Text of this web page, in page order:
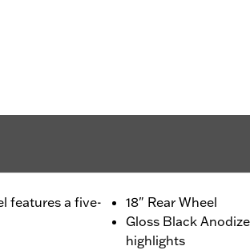
features a five-
18" Rear Wheel
Gloss Black
highlights